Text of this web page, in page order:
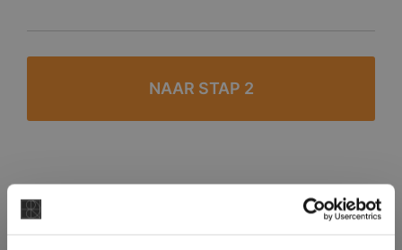
#1 in de categorie vloeren op Trustpilot
Binnen 24 uur een passende offerte